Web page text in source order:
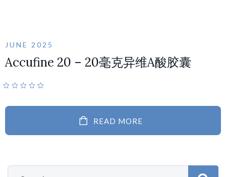
JUNE 2025
Accufine 20 – 20毫克异维A酸胶囊
READ MORE